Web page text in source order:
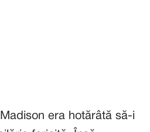
era hotărâtă să-i